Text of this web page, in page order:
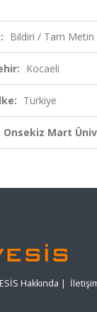
Bildiri / Tam Metin
Kocaeli
Türkiye
Onsekiz Mart
Hakkında |